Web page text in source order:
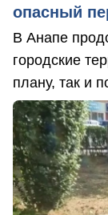
опасный
В Анапе
городские
плану, так и